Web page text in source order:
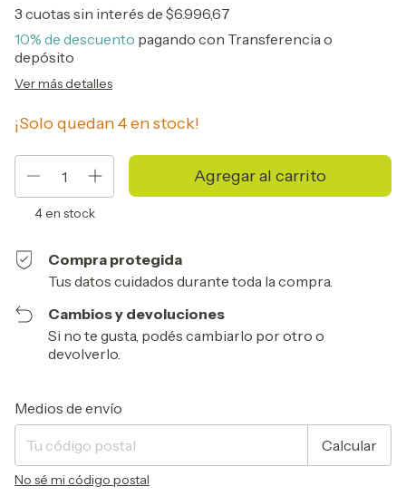
3 cuotas sin interés de $6.996,67
10% de descuento pagando con Transferencia o
depósito
Ver más detalles
¡Solo quedan4en stock!
4en stock
Compra protegida
Tus datos cuidados durante toda la compra.
Cambios y devoluciones
Si no te gusta, podés cambiarlo por otro o
devolverlo.
Entregas para el CP:
Medios de envío
Calcular
No sé mi código postal